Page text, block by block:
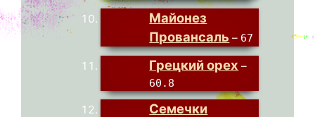
Майонез
Провансаль – 67
Грецкий орех –
60.8
Семечки